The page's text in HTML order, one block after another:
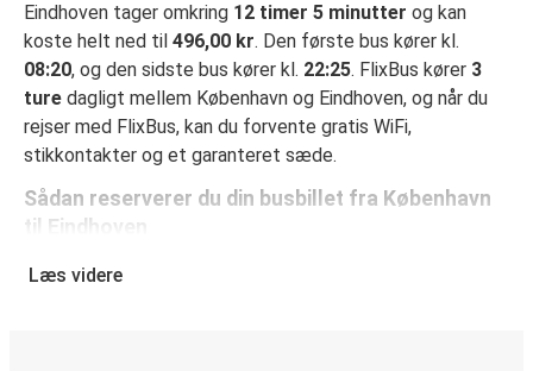
Eindhoven tager omkring 12 timer 5 minutter og kan
koste helt ned til 496,00 kr. Den første bus kører kl.
08:20, og den sidste bus kører kl. 22:25. FlixBus kører 3
ture dagligt mellem København og Eindhoven, og når du
rejser med FlixBus, kan du forvente gratis WiFi,
stikkontakter og et garanteret sæde.
Sådan reserverer du din busbillet fra København
til Eindhoven
Det er virkelig nemt at reserverer en billet hos FlixBus: på
Læs videre